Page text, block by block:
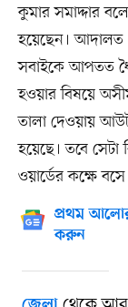
কুমার সমাদ্দার
হয়েছেন। আদালত
সবাইকে আপতত
হওয়ার বিষয়ে
তালা দেওয়ায়
হয়েছে। তবে সেটা
ওয়ার্ডের কক্ষে
প্রথম
করুন